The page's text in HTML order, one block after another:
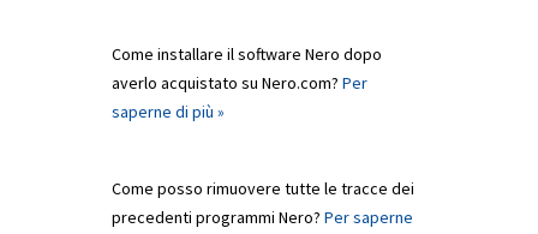
Come installare il software Nero dopo
averlo acquistato su Nero.com? Per
saperne di più »
Come posso rimuovere tutte le tracce dei
precedenti programmi Nero? Per saperne